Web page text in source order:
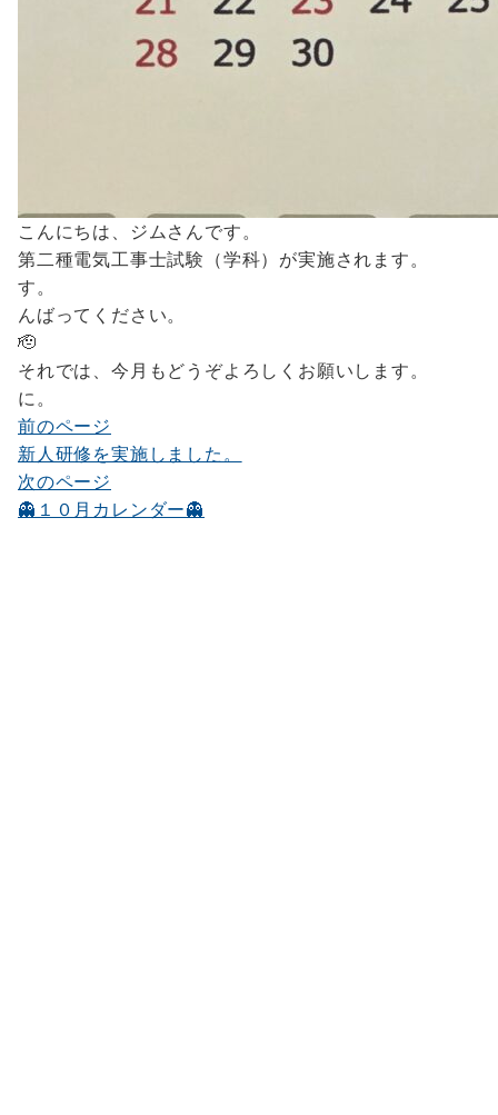
こんにちは、ジムさんです
第二種電気工事士試験（学科
す。 なれない仕事
んばってください。
それでは、今月もどうぞよろし
投
稿
ナ
前のページ
新人研修を実施しました。
次のページ
👻１０月カレンダー👻